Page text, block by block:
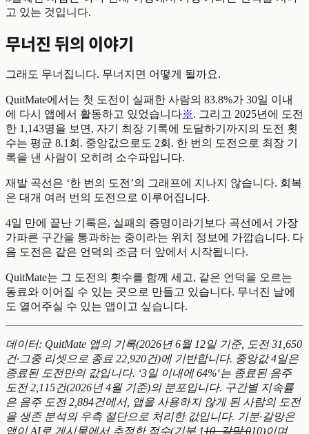
고 있는 것입니다.
무너진 뒤의 이야기
그래도 무너집니다. 무너지면 어떻게 될까요.
QuitMate에서는 첫 도전이 실패한 사람의 83.8%가 30일 이내
에 다시 앱에서 활동하고 있었습니다※. 그리고 2025년에 도전
한 1,143명을 보면, 자기 최장 기록에 도달하기까지의 도전 횟
수는 평균 8.1회. 중앙값으로도 2회. 한 번의 도전으로 최장 기
록을 낸 사람이 오히려 소수파입니다.
재발 곡선은 ‘한 번의 도전’의 그래프에 지나지 않습니다. 회복
은 대개 여러 번의 도전으로 이루어집니다.
4일 만에 끝난 기록은, 실패의 증명이라기보다 곡선에서 가장
가파른 구간을 통과하는 중이라는 위치 정보에 가깝습니다. 다
음 도전은 같은 언덕의 조금 더 앞에서 시작됩니다.
QuitMate는 그 도전의 횟수를 함께 세고, 같은 언덕을 오르는
동료와 이어질 수 있는 곳으로 만들고 있습니다. 무너진 날에
도 열어주실 수 있는 앱이고 싶습니다.
데이터: QuitMate 앱의 기록(2026년 6월 12일 기준, 도전 31,650
건·그중 리셋으로 종료 22,920건)에 기반합니다. 중앙값 4일은
종료된 도전만의 값입니다. ‘3일 이내에 64%‘는 종료된 음주
도전 2,115건(2026년 4월 기준)의 분포입니다. 구간별 지속률
은 음주 도전 2,884건에서, 앱을 사용하지 않게 된 사람의 도전
을 생존 분석의 우측 절단으로 처리한 값입니다. 기분·갈망은
앱이 AI로 게시물에서 추정한 점수(기분 110, 갈망 010)이며,